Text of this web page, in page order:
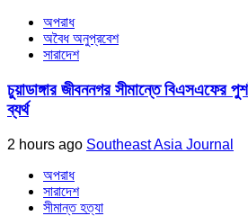
অপরাধ
অবৈধ অনুপ্রবেশ
সারাদেশ
চুয়াডাঙ্গার জীবননগর সীমান্তে বিএসএফের
ব্যর্থ
2 hours ago Southeast Asia Journal
অপরাধ
সারাদেশ
সীমান্ত হত্যা